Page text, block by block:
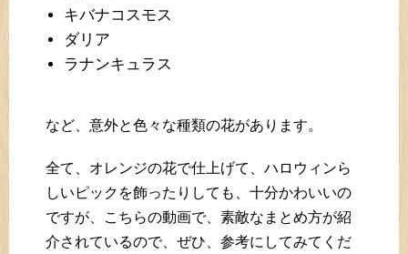
キバナコスモス
ダリア
ラナンキュラス
など、意外と色々な種類の花があります。
全て、オレンジの花で仕上げて、ハロウィンら
しいピックを飾ったりしても、十分かわいいの
ですが、こちらの動画で、素敵なまとめ方が紹
介されているので、ぜひ、参考にしてみてくだ